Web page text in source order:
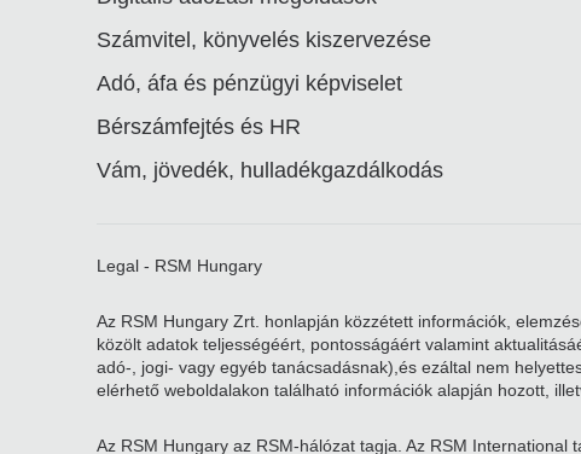
Számvitel, könyvelés kiszervezése
Adó, áfa és pénzügyi képviselet
Bérszámfejtés és HR
Vám, jövedék, hulladékgazdálkodás
Legal - RSM Hungary
Az RSM Hungary Zrt. honlapján közzétett információk,
közölt adatok teljességéért, pontosságáért valamint
adó-, jogi- vagy egyéb tanácsadásnak),és ezáltal nem
elérhető weboldalakon található információk alapján hozott,
Az RSM Hungary az RSM-hálózat tagja. Az RSM